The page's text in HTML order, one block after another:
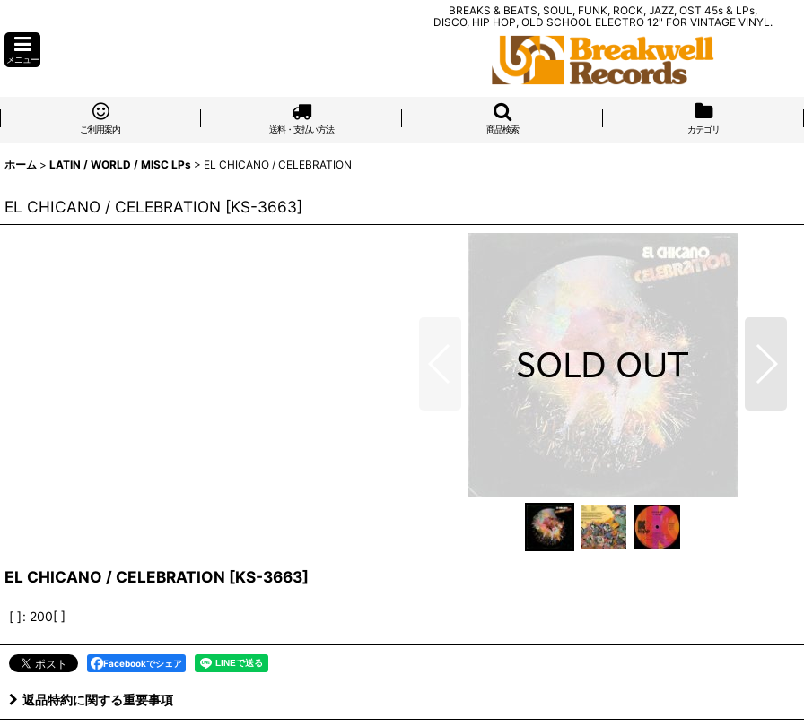
BREAKS & BEATS, SOUL, FUNK, ROCK, JAZZ, OST 45s & LPs,
DISCO, HIP HOP, OLD SCHOOL ELECTRO 12" FOR VINTAGE VINYL.
メニュー
ご利用案内 送料・支払い方法 商品検索 カテゴリ
ホーム > LATIN / WORLD / MISC LPs > EL CHICANO / CELEBRATION
EL CHICANO / CELEBRATION [KS-3663]
EL CHICANO / CELEBRATION [KS-3663]
[ ]: 200[ ]
Facebookでシェア
返品特約に関する重要事項